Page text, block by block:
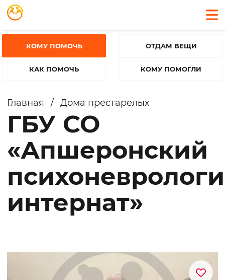
КОМУ ПОМОЧЬ
КАК ПОМОЧЬ
ОТДАМ ВЕЩИ
КОМУ ПОМОГЛИ
Главная / Дома престарелых
ГБУ СО
«Апшеронский
интернат»